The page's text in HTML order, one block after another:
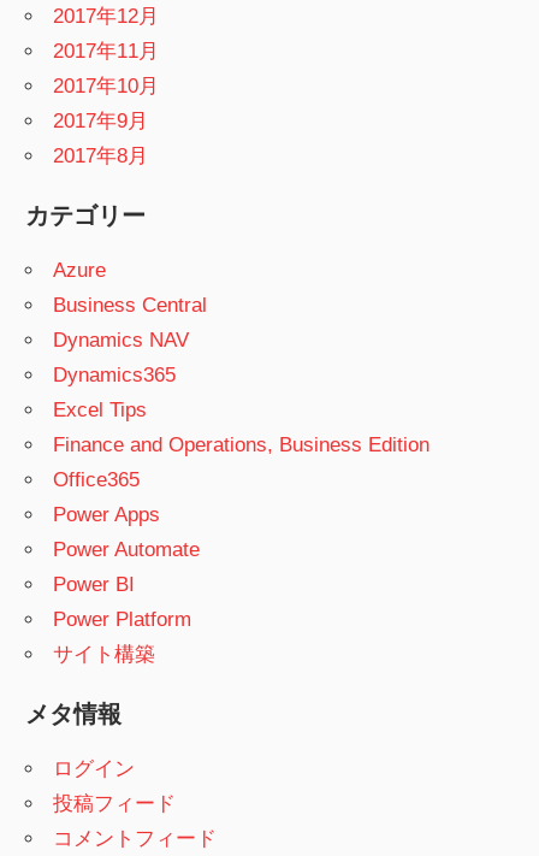
2017年12月
2017年11月
2017年10月
2017年9月
2017年8月
カテゴリー
Azure
Business Central
Dynamics NAV
Dynamics365
Excel Tips
Finance and Operations, Business Edition
Office365
Power Apps
Power Automate
Power BI
Power Platform
サイト構築
メタ情報
ログイン
投稿フィード
コメントフィード